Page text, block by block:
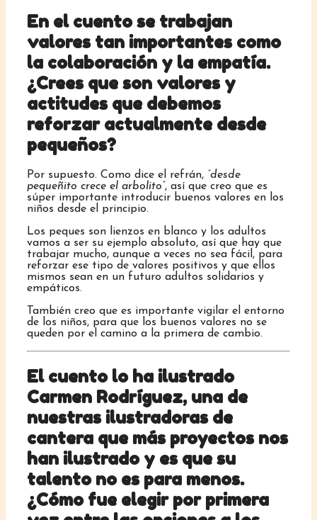
En el cuento se trabajan
valores tan importantes como
la colaboración y la empatía.
¿Crees que son valores y
actitudes que debemos
reforzar actualmente desde
pequeños?
Por supuesto. Como dice el refrán, “desde
pequeñito crece el arbolito”, así que creo que es
súper importante introducir buenos valores en los
niños desde el principio.
Los peques son lienzos en blanco y los adultos
vamos a ser su ejemplo absoluto, así que hay que
trabajar mucho, aunque a veces no sea fácil, para
reforzar ese tipo de valores positivos y que ellos
mismos sean en un futuro adultos solidarios y
empáticos.
También creo que es importante vigilar el entorno
de los niños, para que los buenos valores no se
queden por el camino a la primera de cambio.
El cuento lo ha ilustrado
Carmen Rodríguez, una de
nuestras ilustradoras de
cantera que más proyectos nos
han ilustrado y es que su
talento no es para menos.
¿Cómo fue elegir por primera